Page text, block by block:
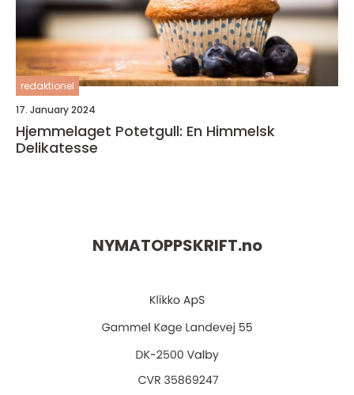
redaktionel
17. January 2024
Hjemmelaget Potetgull: En Himmelsk
Delikatesse
NYMATOPPSKRIFT.no